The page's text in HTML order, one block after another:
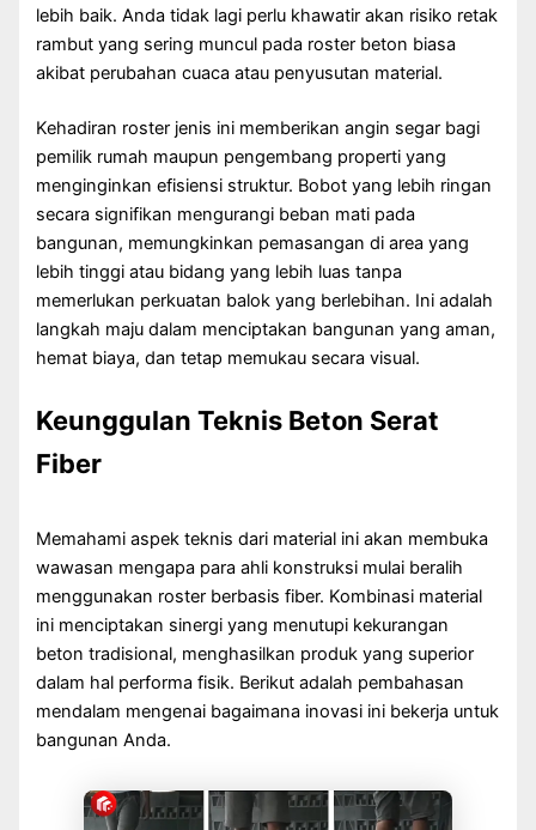
lebih baik. Anda tidak lagi perlu khawatir akan risiko retak
rambut yang sering muncul pada roster beton biasa
akibat perubahan cuaca atau penyusutan material.
Kehadiran roster jenis ini memberikan angin segar bagi
pemilik rumah maupun pengembang properti yang
menginginkan efisiensi struktur. Bobot yang lebih ringan
secara signifikan mengurangi beban mati pada
bangunan, memungkinkan pemasangan di area yang
lebih tinggi atau bidang yang lebih luas tanpa
memerlukan perkuatan balok yang berlebihan. Ini adalah
langkah maju dalam menciptakan bangunan yang aman,
hemat biaya, dan tetap memukau secara visual.
Keunggulan Teknis Beton Serat
Fiber
Memahami aspek teknis dari material ini akan membuka
wawasan mengapa para ahli konstruksi mulai beralih
menggunakan roster berbasis fiber. Kombinasi material
ini menciptakan sinergi yang menutupi kekurangan
beton tradisional, menghasilkan produk yang superior
dalam hal performa fisik. Berikut adalah pembahasan
mendalam mengenai bagaimana inovasi ini bekerja untuk
bangunan Anda.